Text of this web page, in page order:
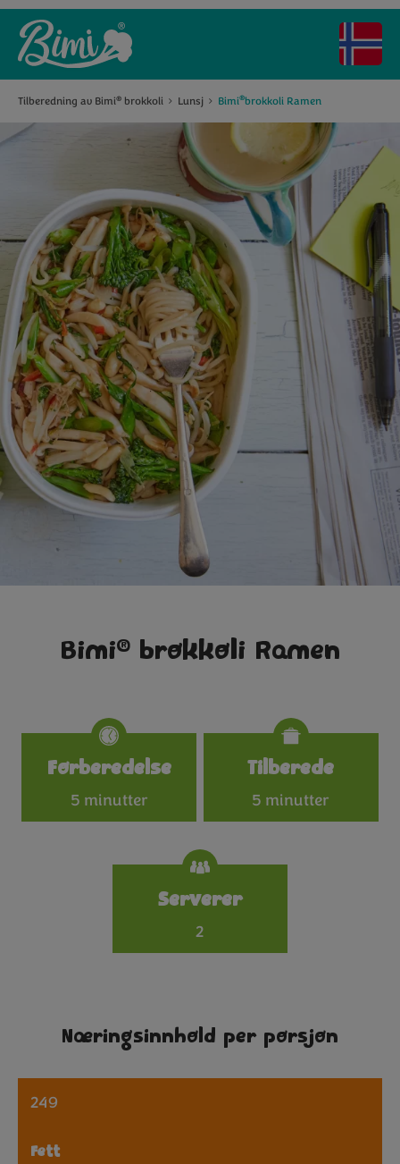
Tilberedning av Bimi® brokkoli Lunsj Bimi®brokkoli Ramen
Bimi®brokkoli Ramen
Specifications
Forberedelse
5 minutter
Tilberede
5 minutter
Serverer
2
Næringsinnhold per porsjon
249
Fett